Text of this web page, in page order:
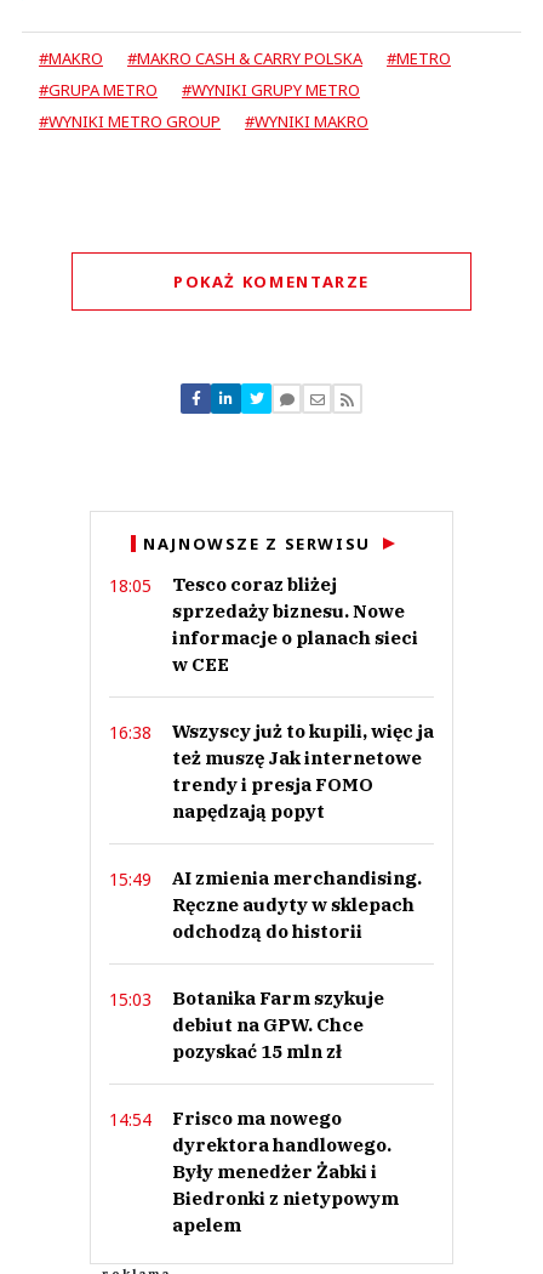
#MAKRO #MAKRO CASH & CARRY POLSKA
#METRO
#GRUPA METRO
#WYNIKI GRUPY METRO
#WYNIKI METRO GROUP
#WYNIKI MAKRO
POKAŻ KOMENTARZE
Nie znaleziono komentarzy
Zostaw swoje komentarze
NAJNOWSZE Z SERWISU
18:05
Tesco coraz bliżej
sprzedaży biznesu. Nowe
informacje o planach sieci
w CEE
16:38
Wszyscy już to kupili, więc ja
też muszę Jak internetowe
trendy i presja FOMO
napędzają popyt
15:49
AI zmienia merchandising.
Ręczne audyty w sklepach
odchodzą do historii
15:03
Botanika Farm szykuje
debiut na GPW. Chce
pozyskać 15 mln zł
14:54
Frisco ma nowego
dyrektora handlowego.
Były menedżer Żabki i
Biedronki z nietypowym
apelem